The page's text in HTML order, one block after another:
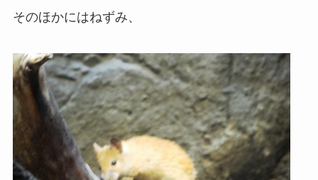
そのほかにはねずみ、